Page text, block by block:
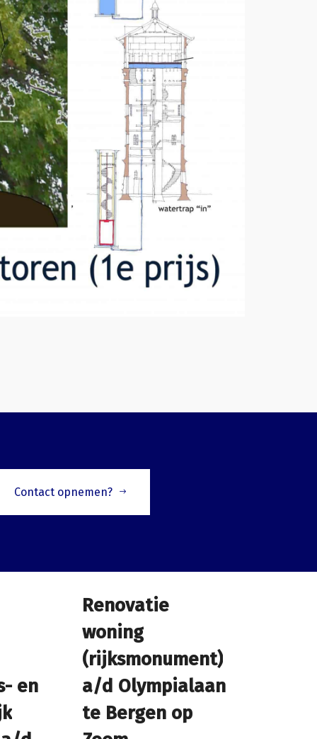
Contact opnemen?
en
en
Renovatie
woning
(rijksmonument)
a/d Olympialaan
te Bergen op
Renovatie
woning
(rijksmonument)
a/d Olympialaan
te Bergen op